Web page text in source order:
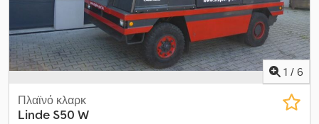
1 / 6
Πλαϊνό κλαρκ
Linde S50 W